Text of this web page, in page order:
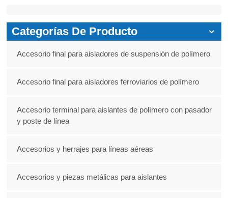
Categorías De Producto
Accesorio final para aisladores de suspensión de polímero
Accesorio final para aisladores ferroviarios de polímero
Accesorio terminal para aislantes de polímero con pasador
y poste de línea
Accesorios y herrajes para líneas aéreas
Accesorios y piezas metálicas para aislantes